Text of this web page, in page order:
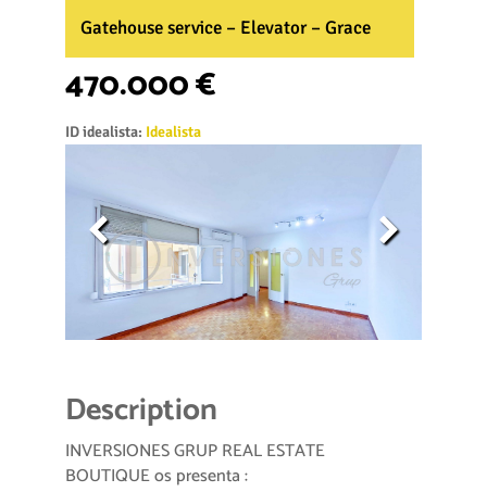
Gatehouse service – Elevator – Grace
470.000 €
ID idealista: Idealista
Description
INVERSIONES GRUP REAL ESTATE
BOUTIQUE os presenta :